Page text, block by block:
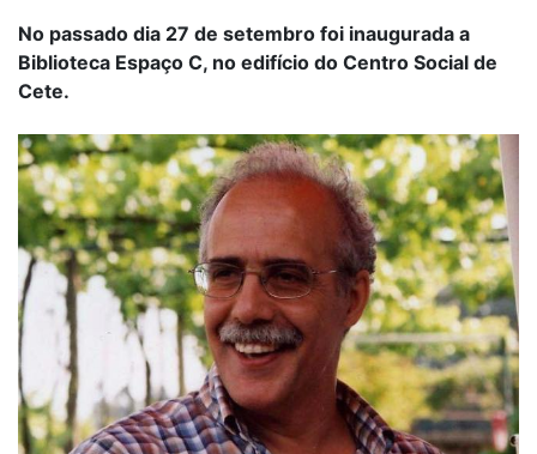
No passado dia 27 de setembro foi inaugurada a
Biblioteca Espaço C, no edifício do Centro Social de
Cete.